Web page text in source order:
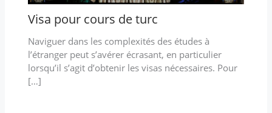
Visa pour cours de turc
Naviguer dans les complexités des études à
l’étranger peut s’avérer écrasant, en particulier
lorsqu’il s’agit d’obtenir les visas nécessaires. Pour
[…]